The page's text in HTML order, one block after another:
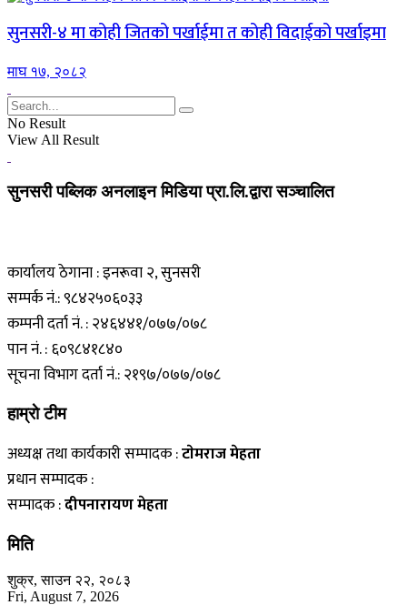
सुनसरी-४ मा कोही जितको पर्खाईमा त कोही विदाईको पर्खाइमा
माघ १७, २०८२
No Result
View All Result
सुनसरी पब्लिक अनलाइन मिडिया प्रा.लि.द्वारा सञ्चालित
कार्यालय ठेगाना : इनरूवा २, सुनसरी
सम्पर्क नं.: ९८४२५०६०३३
कम्पनी दर्ता नं. : २४६४४१/०७७/०७८
पान नं. : ६०९८४१८४०
सूचना विभाग दर्ता नं.: २१९७/०७७/०७८
हाम्राे टीम
अध्यक्ष तथा कार्यकारी सम्पादक :टाेमराज मेहता
प्रधान सम्पादक :
सम्पादक :दीपनारायण मेहता
मिति
शुक्र, साउन २२, २०८३
Fri, August 7, 2026